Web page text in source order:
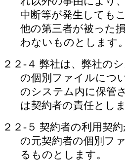
中断等が発生しても
他の第三者が被った
わないものとします
２２-４ 弊社は、弊社の
の個別ファイルにつ
のシステム内に保管
は契約者の責任とし
２２-５ 契約者の利用契
の元契約者の個別フ
るものとします。